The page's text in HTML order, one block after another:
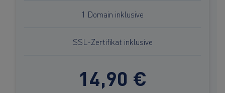
1 Domain inklusive
SSL-Zertifikat inklusive
14,90 €